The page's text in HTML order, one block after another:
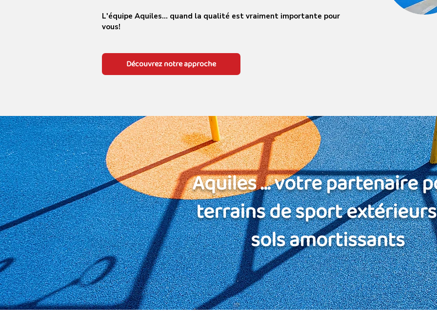
​L'équipe Aquiles... quand la qualité est vraiment importante pour
vous!
Découvrez notre approche
Aquiles ... votre partenaire
terrains de sport
sols amortissants